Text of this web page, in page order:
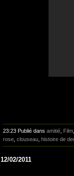
23:23 Publié dans amitié, Film,
rose, clouseau, histoire de
12/02/2011